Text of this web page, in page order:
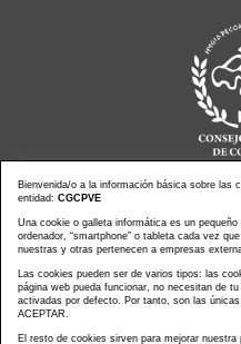
Noticias actualidad
Revistas
Multimedias
Aviso Legal
Política Cookies
Bienvenida/o a la información básica sobre las
entidad: CGCPVE
Una cookie o galleta informática es un
ordenador, “smartphone” o tableta cada vez
nuestras y otras pertenecen a empresas
Las cookies pueden ser de varios tipos: las
página web pueda funcionar, no necesitan de
activadas por defecto. Por tanto, son las
ACEPTAR.
El resto de cookies sirven para mejorar